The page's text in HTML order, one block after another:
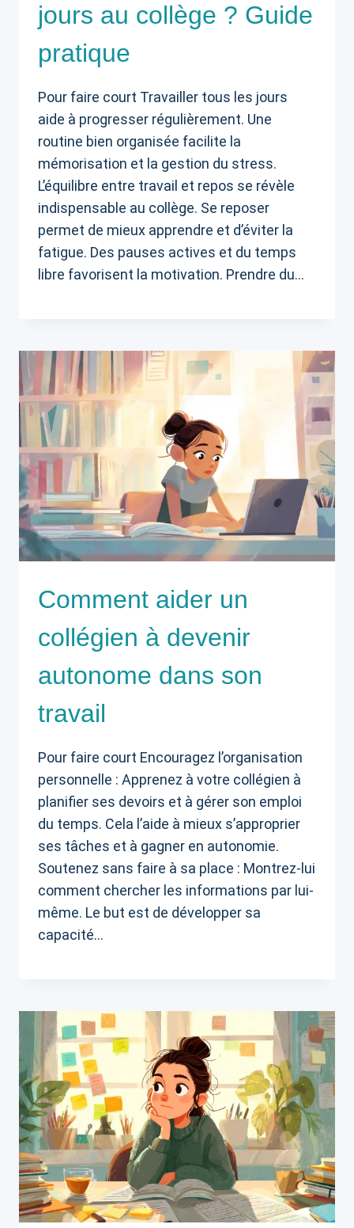
jours au collège ? Guide
pratique
Pour faire court Travailler tous les jours
aide à progresser régulièrement. Une
routine bien organisée facilite la
mémorisation et la gestion du stress.
L’équilibre entre travail et repos se révèle
indispensable au collège. Se reposer
permet de mieux apprendre et d’éviter la
fatigue. Des pauses actives et du temps
libre favorisent la motivation. Prendre du…
Comment aider un
collégien à devenir
autonome dans son
travail
Pour faire court Encouragez l’organisation
personnelle : Apprenez à votre collégien à
planifier ses devoirs et à gérer son emploi
du temps. Cela l’aide à mieux s’approprier
ses tâches et à gagner en autonomie.
Soutenez sans faire à sa place : Montrez-lui
comment chercher les informations par lui-
même. Le but est de développer sa
capacité…